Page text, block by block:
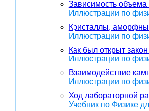
Зависимость объема
Иллюстрации по
Кристаллы,
Иллюстрации по
Как был открыт
Иллюстрации по
Взаимодействие
Иллюстрации по
Ход лабораторной
Учебник по Физике